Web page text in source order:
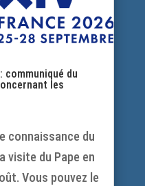
communiqué du
les
connaissance du
visite du Pape en
Vous pouvez le